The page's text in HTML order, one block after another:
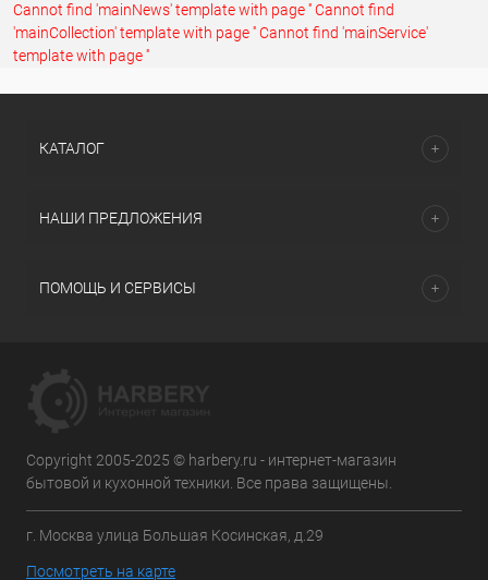
Cannot find 'mainNews' template with page ''Cannot find
'mainCollection' template with page ''Cannot find 'mainService'
template with page ''
КАТАЛОГ
НАШИ ПРЕДЛОЖЕНИЯ
ПОМОЩЬ И СЕРВИСЫ
Copyright 2005-2025 © harbery.ru - интернет-магазин
бытовой и кухонной техники. Все права защищены.
г. Москва улица Большая Косинская, д.29
Посмотреть на карте